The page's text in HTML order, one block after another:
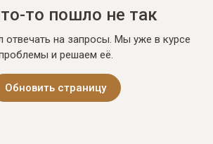
то пошло не так
отвечать на запросы. Мы уже в курсе
и решаем её.
Обновить страницу